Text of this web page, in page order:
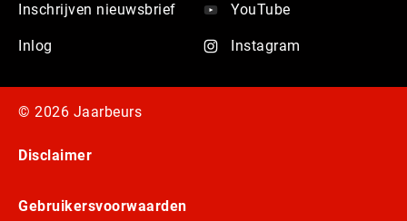
Inschrijven nieuwsbrief
Inlog
YouTube
Instagram
© 2026 Jaarbeurs
Disclaimer
Gebruikersvoorwaarden